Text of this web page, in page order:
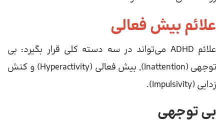
علائم بیش فعالی
علائم ADHD می‌تواند در سه دسته کلی قرار بگیرد: بی
توجهی (Inattention), بیش فعالی (Hyperactivity) و کنش
زدایی (Impulsivity).
بی توجهی